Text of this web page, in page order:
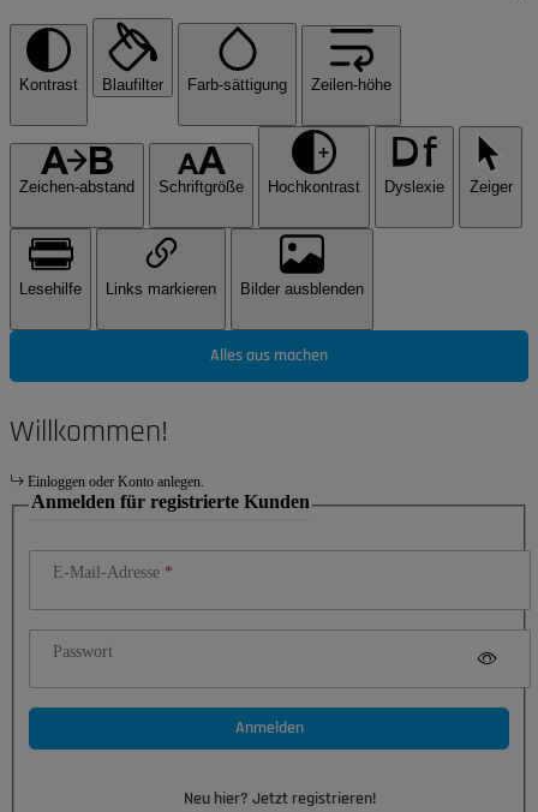
Kontrast Blaufilter Farb-sättigung Zeilen-höhe
Zeichen-abstand Schriftgröße Hochkontrast Dyslexie Zeiger
Lesehilfe Links markieren Bilder ausblenden
Alles aus machen
Willkommen!
Einloggen oder Konto anlegen.
Anmelden für registrierte Kunden
E-Mail-Adresse
Passwort
Anmelden
Neu hier? Jetzt registrieren!